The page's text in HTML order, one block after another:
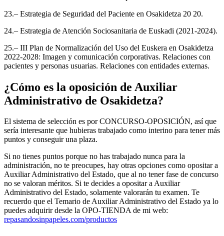
23.– Estrategia de Seguridad del Paciente en Osakidetza 20 20.
24.– Estrategia de Atención Sociosanitaria de Euskadi (2021-2024).
25.– III Plan de Normalización del Uso del Euskera en Osakidetza
2022-2028: Imagen y comunicación corporativas. Relaciones con
pacientes y personas usuarias. Relaciones con entidades externas.
¿Cómo es la oposición de Auxiliar
Administrativo de Osakidetza?
El sistema de selección es por CONCURSO-OPOSICIÓN, así que
sería interesante que hubieras trabajado como interino para tener más
puntos y conseguir una plaza.
Si no tienes puntos porque no has trabajado nunca para la
administración, no te preocupes, hay otras opciones como opositar a
Auxiliar Administrativo del Estado, que al no tener fase de concurso
no se valoran méritos. Si te decides a opositar a Auxiliar
Administrativo del Estado, solamente valorarán tu examen. Te
recuerdo que el Temario de Auxiliar Administrativo del Estado ya lo
puedes adquirir desde la OPO-TIENDA de mi web:
repasandosinpapeles.com/productos